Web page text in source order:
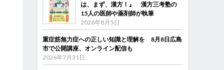
は、まず、漢方！』 漢方三考塾の
15人の医師や薬剤師が執筆
2026年8月5日
重症筋無力症への正しい知識と理解を 8月8日広島
市で公開講座、オンライン配信も
2026年7月31日